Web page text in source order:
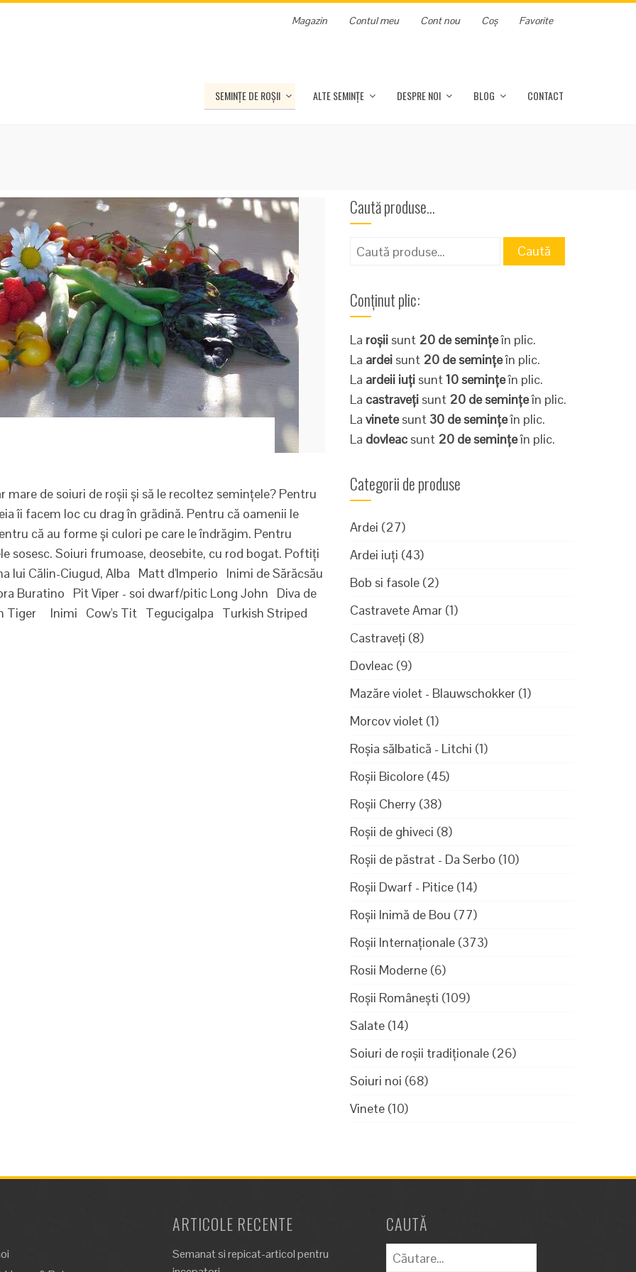
Favorite
Coș
Cont nou
Contul meu
Magazin
SEMINȚE DE ROȘII ALTE SEMINȚE DESPRE NOI BLOG CONTACT
mare de soiuri de roșii și să le recoltez semințele? Pentru
îi facem loc cu drag în grădină. Pentru că oamenii le
că au forme și culori pe care le îndrăgim. Pentru
sosesc. Soiuri frumoase, deosebite, cu rod bogat. Poftiți
lui Călin-Ciugud, Alba Matt d'Imperio Inimi de Sărăcsău
Buratino Pit Viper - soi dwarf/pitic Long John Diva de
Tiger Inimi Cow's Tit Tegucigalpa Turkish Striped
Caută produse…
Caută
Caută
Conținut plic:
La roșii sunt 20 de semințeîn plic.
La ardei sunt 20 de semințeîn plic.
La ardeii iuți sunt10 semințeîn plic.
La castraveți sunt 20 de semințeîn plic.
Lavinetesunt 30 de semințeîn plic.
La dovleac sunt 20 de semințeîn plic.
Categorii de produse
Ardei (27)
Ardei iuți (43)
Bob si fasole (2)
Castravete Amar (1)
Castraveți (8)
Dovleac (9)
Mazăre violet - Blauwschokker (1)
Morcov violet (1)
Roșia sălbatică - Litchi (1)
Roșii Bicolore (45)
Roșii Cherry (38)
Roșii de ghiveci (8)
Roșii de păstrat - Da Serbo (10)
Roșii Dwarf - Pitice (14)
Roșii Inimă de Bou (77)
Roșii Internaționale (373)
Rosii Moderne (6)
Roșii Românești (109)
Salate (14)
Soiuri de roșii tradiționale (26)
Soiuri noi (68)
Vinete (10)
ARTICOLE RECENTE
Semanat si repicat-articol pentru
CAUTĂ
Caută